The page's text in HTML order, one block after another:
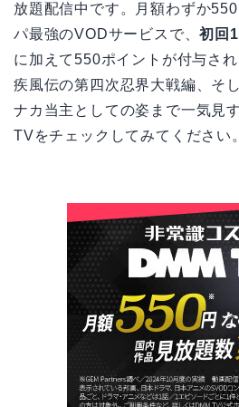
放題配信中です。月額わずか
パ最強のVODサービスで、初回
に加えて550ポイントが付与さ
疾風伝の第四次忍界大戦編、そ
ナカ当主としての姿まで一気見
TVをチェックしてみてください。